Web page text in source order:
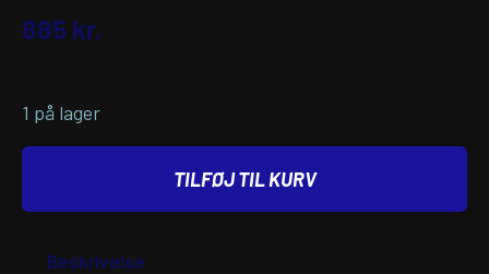
885 kr.
1 på lager
TILFØJ TIL KURV
Beskrivelse